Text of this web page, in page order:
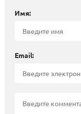
Имя:
Email: